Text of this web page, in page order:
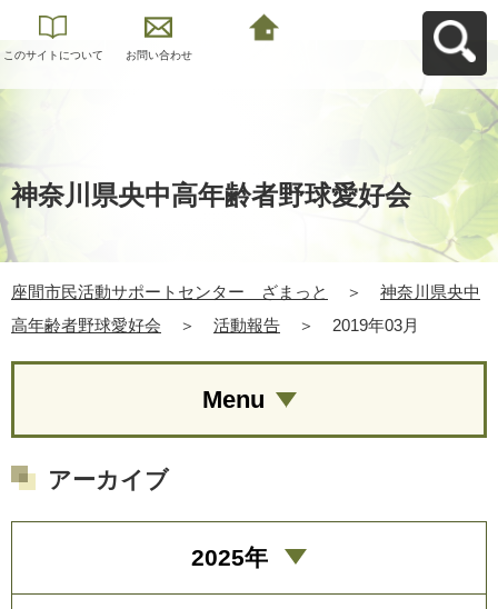
このサイトについて お問い合わせ
神奈川県央中高年齢者野球愛好会
座間市民活動サポートセンター ざまっと ＞
神奈川県央中
高年齢者野球愛好会
＞ 活動報告 ＞ 2019年03月
Menu
アーカイブ
2025年